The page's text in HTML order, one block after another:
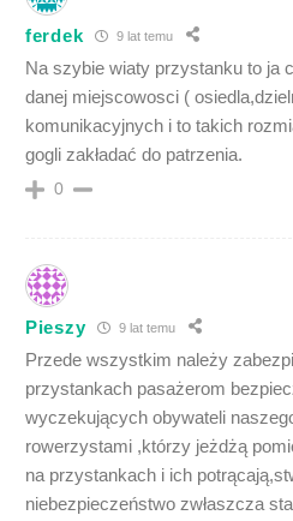
ferdek 9 lat temu
Na szybie wiaty przystanku to ja
danej miejscowosci (
komunikacyjnych i to takich
gogli zakładać do patrzenia.
0
Pieszy 9 lat temu
Przede wszystkim należy
przystankach pasażerom
wyczekujących obywateli
rowerzystami ,którzy jeżdżą
na przystankach i ich
niebezpieczeństwo zwłaszcza